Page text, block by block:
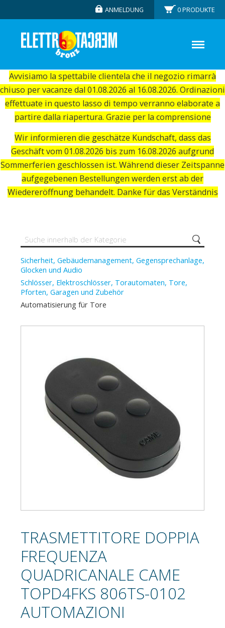
Avvisiamo la spettabile clientela che il negozio rimarrà
chiuso per vacanze dal 01.08.2026 al 16.08.2026. Ordinazioni
effettuate in questo lasso di tempo verranno elaborate a
partire dalla riapertura. Grazie per la comprensione
Wir informieren die geschätze Kundschaft, dass das
Geschäft vom 01.08.2026 bis zum 16.08.2026 aufgrund
Sommerferien geschlossen ist. Während dieser Zeitspanne
aufgegebenen Bestellungen werden erst ab der
Wiedereröffnung behandelt. Danke für das Verständnis
ANMELDUNG 0PRODUKTE
Sicherheit, Gebäudemanagement, Gegensprechanlage,
Glocken und Audio
Schlösser, Elektroschlösser, Torautomaten, Tore,
Pforten, Garagen und Zubehör
Automatisierung für Tore
TRASMETTITORE DOPPIA
FREQUENZA
QUADRICANALE CAME
TOPD4FKS 806TS-0102
AUTOMAZIONI